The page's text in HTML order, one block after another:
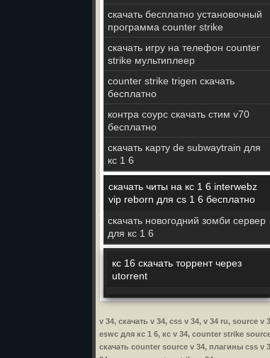
скачать бесплатно установочный
программа counter strike
скачать игру на телефон counter
strike мультиплеер
counter strike trigen скачать
бесплатно
контра соурс скачать стим v70
бесплатно
скачать карту de subwaytrain для
кс 1 6
скачать читы на кс 1 6 interwebz
vip reborn для cs 1 6 бесплатно
скачать новогодний зомби сервер
для кс 1 6
кс 16 скачать торрент через
utorrent
v 34, скачать v 34, css v 34, v 34 ru, source
eswc для кс 1 6, кс v 34, counter strike
скачать counter source v 34, плагины css v